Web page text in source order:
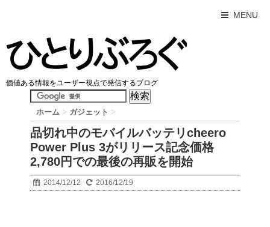
MENU
価値ある情報をユーザー視点で発信するブログ
ホーム > ガジェット >
品切れ中のモバイルバッテリcheero
Power Plus 3がリリース記念価格
2,780円での最後の再販を開始
2014/12/12 2016/12/19